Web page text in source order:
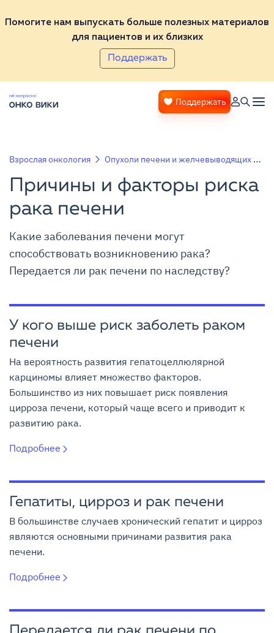
Помогите нам выпускать больше полезных материалов
для пациентов и их близких
Поддержать
Поддержать
Взрослая онкология Опухоли печени и желчевыводящих путей
Причины и факторы риска
рака печени
Какие заболевания печени могут
способствовать возникновению рака?
Передается ли рак печени по наследству?
У кого выше риск заболеть раком
печени
На вероятность развития гепатоцеллюлярной
карциномы влияет множество факторов.
Большинство из них повышает риск появления
цирроза печени, который чаще всего и приводит к
развитию рака.
Подробнее
Гепатиты, цирроз и рак печени
В большинстве случаев хронический гепатит и цирроз
являются основными причинами развития рака
печени.
Подробнее